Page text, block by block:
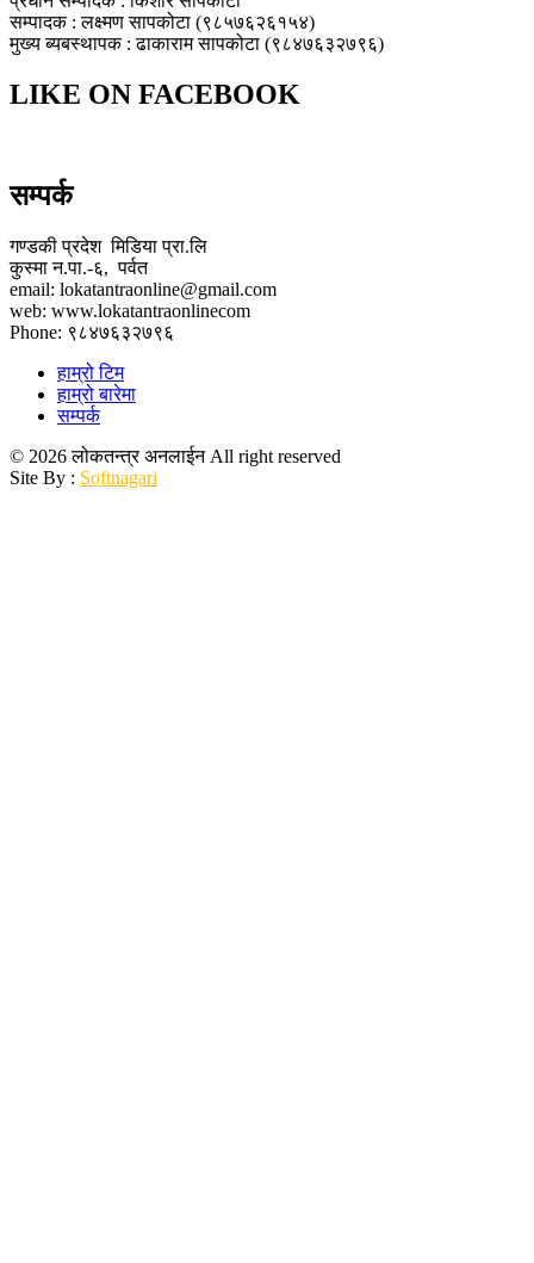
सम्पादक : लक्ष्मण सापकोटा (९८५७६२६१५४)
मुख्य ब्यबस्थापक : ढाकाराम सापकोटा (९८४७६३२७९६)
LIKE ON FACEBOOK
सम्पर्क
गण्डकी प्रदेश मिडिया प्रा.लि
कुस्मा न.पा.-६, पर्वत
email: lokatantraonline@gmail.com
web: www.lokatantraonlinecom
Phone: ९८४७६३२७९६
हाम्रो टिम
हाम्रो बारेमा
सम्पर्क
© 2026 लोकतन्त्र अनलाईन All right reserved
Site By : Softnagari